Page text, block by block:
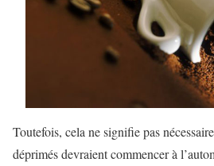
Toutefois, cela ne signifie pas
déprimés devraient commencer à